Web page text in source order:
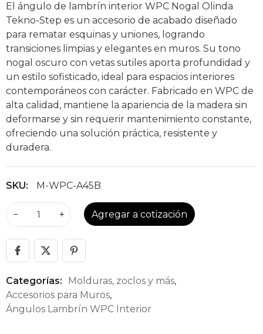
El ángulo de lambrín interior WPC Nogal Olinda
Tekno-Step es un accesorio de acabado diseñado
para rematar esquinas y uniones, logrando
transiciones limpias y elegantes en muros. Su tono
nogal oscuro con vetas sutiles aporta profundidad y
un estilo sofisticado, ideal para espacios interiores
contemporáneos con carácter. Fabricado en WPC de
alta calidad, mantiene la apariencia de la madera sin
deformarse y sin requerir mantenimiento constante,
ofreciendo una solución práctica, resistente y
duradera.
SKU: M-WPC-A45B
− + Agregar a cotización
Categorías: Molduras, zoclos y más,
Accesorios para Muros,
Ángulos Lambrín WPC Interior